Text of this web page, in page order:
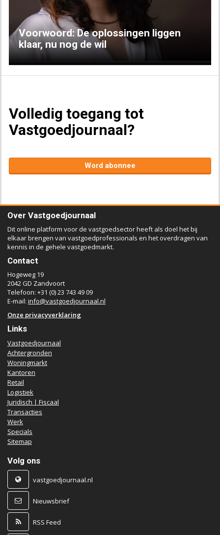
Voorwoord: De oplossingen liggen
klaar, nu nog de wil
Volledig toegang tot
Vastgoedjournaal?
Word abonnee
Over Vastgoedjournaal
Dit online platform voor de vastgoedsector heeft als doel het bij
elkaar brengen van vastgoedprofessionals en het overdragen van
kennis in de gehele vastgoedmarkt.
Contact
Hogeweg 19
2042 GD Zandvoort
Telefoon: +31 (0) 23 743 49 09
E-mail: info@vastgoedjournaal.nl
Onze privacyverklaring
Links
Vastgoedjournaal
Achtergronden
Woningmarkt
Kantoren
Retail
Logistiek
Juridisch | Fiscaal
Transacties
Werk
Specials
Sitemap
Volg ons
vastgoedjournaal.nl
Nieuwsbrief
RSS Feed